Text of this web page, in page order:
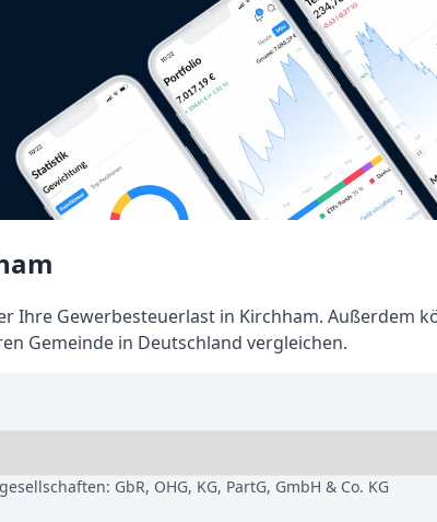
Ihre Gewerbesteuerlast in Kirchham. Außerdem
Gemeinde in Deutschland vergleichen.
GbR, OHG, KG, PartG, GmbH & Co. KG